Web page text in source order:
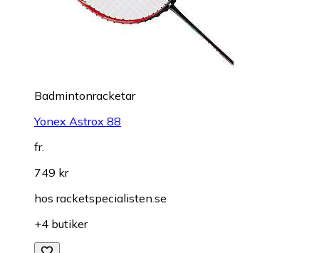
Badmintonracketar
Yonex Astrox 88
fr.
749 kr
hos racketspecialisten.se
+4 butiker